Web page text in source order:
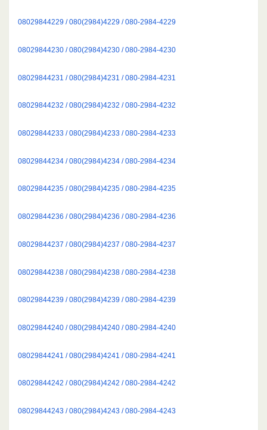
08029844229 / 080(2984)4229 / 080-2984-4229
08029844230 / 080(2984)4230 / 080-2984-4230
08029844231 / 080(2984)4231 / 080-2984-4231
08029844232 / 080(2984)4232 / 080-2984-4232
08029844233 / 080(2984)4233 / 080-2984-4233
08029844234 / 080(2984)4234 / 080-2984-4234
08029844235 / 080(2984)4235 / 080-2984-4235
08029844236 / 080(2984)4236 / 080-2984-4236
08029844237 / 080(2984)4237 / 080-2984-4237
08029844238 / 080(2984)4238 / 080-2984-4238
08029844239 / 080(2984)4239 / 080-2984-4239
08029844240 / 080(2984)4240 / 080-2984-4240
08029844241 / 080(2984)4241 / 080-2984-4241
08029844242 / 080(2984)4242 / 080-2984-4242
08029844243 / 080(2984)4243 / 080-2984-4243